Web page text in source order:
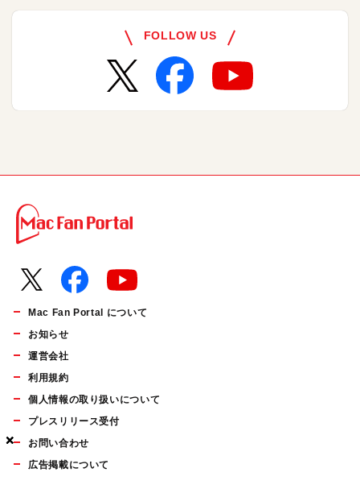
×
×
×
FOLLOW US
Mac Fan Portal について
お知らせ
運営会社
利用規約
個人情報の取り扱いについて
プレスリリース受付
お問い合わせ
広告掲載について